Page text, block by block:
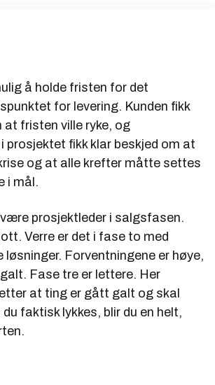
å holde fristen for det
for levering. Kunden fikk
at fristen ville ryke, og
prosjektet fikk klar beskjed om at
og at alle krefter måtte settes
i mål.
prosjektleder i salgsfasen.
Verre er det i fase to med
løsninger. Forventningene er høye,
Fase tre er lettere. Her
at ting er gått galt og skal
faktisk lykkes, blir du en helt,